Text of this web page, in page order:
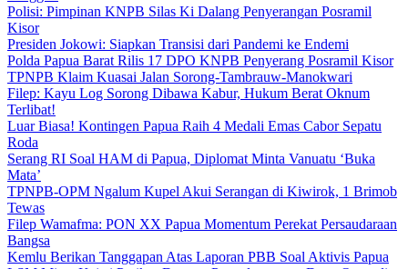
Polisi: Pimpinan KNPB Silas Ki Dalang Penyerangan Posramil
Kisor
Presiden Jokowi: Siapkan Transisi dari Pandemi ke Endemi
Polda Papua Barat Rilis 17 DPO KNPB Penyerang Posramil Kisor
TPNPB Klaim Kuasai Jalan Sorong-Tambrauw-Manokwari
Filep: Kayu Log Sorong Dibawa Kabur, Hukum Berat Oknum
Terlibat!
Luar Biasa! Kontingen Papua Raih 4 Medali Emas Cabor Sepatu
Roda
Serang RI Soal HAM di Papua, Diplomat Minta Vanuatu ‘Buka
Mata’
TPNPB-OPM Ngalum Kupel Akui Serangan di Kiwirok, 1 Brimob
Tewas
Filep Wamafma: PON XX Papua Momentum Perekat Persaudaraan
Bangsa
Kemlu Berikan Tanggapan Atas Laporan PBB Soal Aktivis Papua